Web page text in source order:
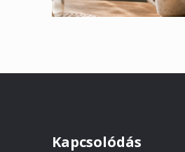
Kapcsolódás